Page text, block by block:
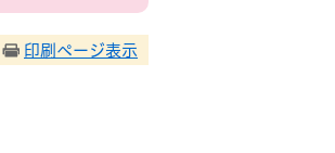
印刷ページ表示